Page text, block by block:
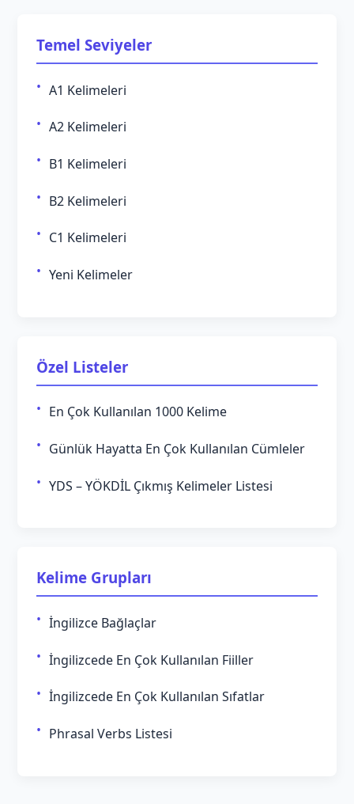
Temel Seviyeler
A1 Kelimeleri
A2 Kelimeleri
B1 Kelimeleri
B2 Kelimeleri
C1 Kelimeleri
Yeni Kelimeler
Özel Listeler
En Çok Kullanılan 1000 Kelime
Günlük Hayatta En Çok Kullanılan Cümleler
YDS – YÖKDİL Çıkmış Kelimeler Listesi
Kelime Grupları
İngilizce Bağlaçlar
İngilizcede En Çok Kullanılan Fiiller
İngilizcede En Çok Kullanılan Sıfatlar
Phrasal Verbs Listesi